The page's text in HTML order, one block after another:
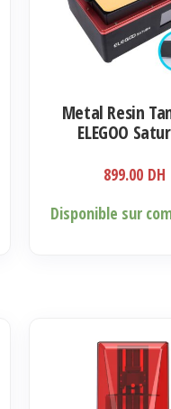
Metal Resin
ELEGOO
899.00 DH
Disponible sur